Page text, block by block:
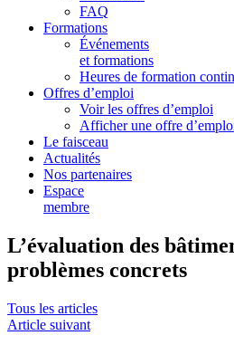
FAQ
Formations
Événements
et formations
Heures de formation
Offres d’emploi
Voir les offres d’emploi
Afficher une offre
Le faisceau
Actualités
Nos partenaires
Espace
membre
L’évaluation des
problèmes concrets
Tous les articles
Article suivant